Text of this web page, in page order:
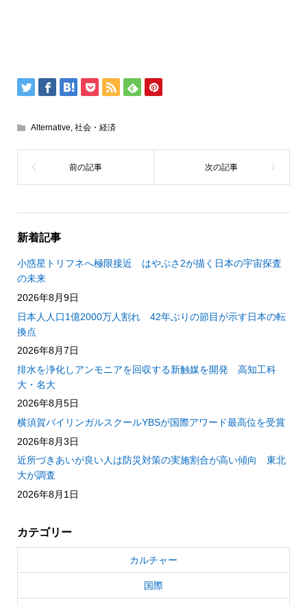
Alternative, 社会・経済
新着記事
小惑星トリフネへ極限接近 はやぶさ2が描く日本の宇宙探査
の未来
2026年8月9日
日本人人口1億2000万人割れ 42年ぶりの節目が示す日本の転
換点
2026年8月7日
排水を浄化しアンモニアを回収する新触媒を開発 高知工科
大・名大
2026年8月5日
横須賀バイリンガルスクールYBSが国際アワード最高位を受賞
2026年8月3日
近所づきあいが良い人は防災対策の実施割合が高い傾向 東北
大が調査
2026年8月1日
カテゴリー
カルチャー
国際